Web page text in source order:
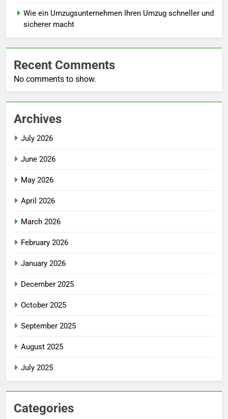
Wie ein Umzugsunternehmen Ihren Umzug schneller und
sicherer macht
Recent Comments
No comments to show.
Archives
July 2026
June 2026
May 2026
April 2026
March 2026
February 2026
January 2026
December 2025
October 2025
September 2025
August 2025
July 2025
Categories